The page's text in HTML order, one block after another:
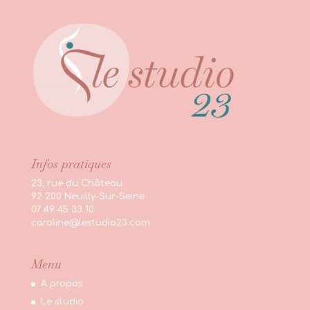
Infos pratiques
23, rue du Château
92 200 Neuilly-Sur-Seine
07 49 45 33 10
caroline@lestudio23.com
Menu
A propos
Le studio